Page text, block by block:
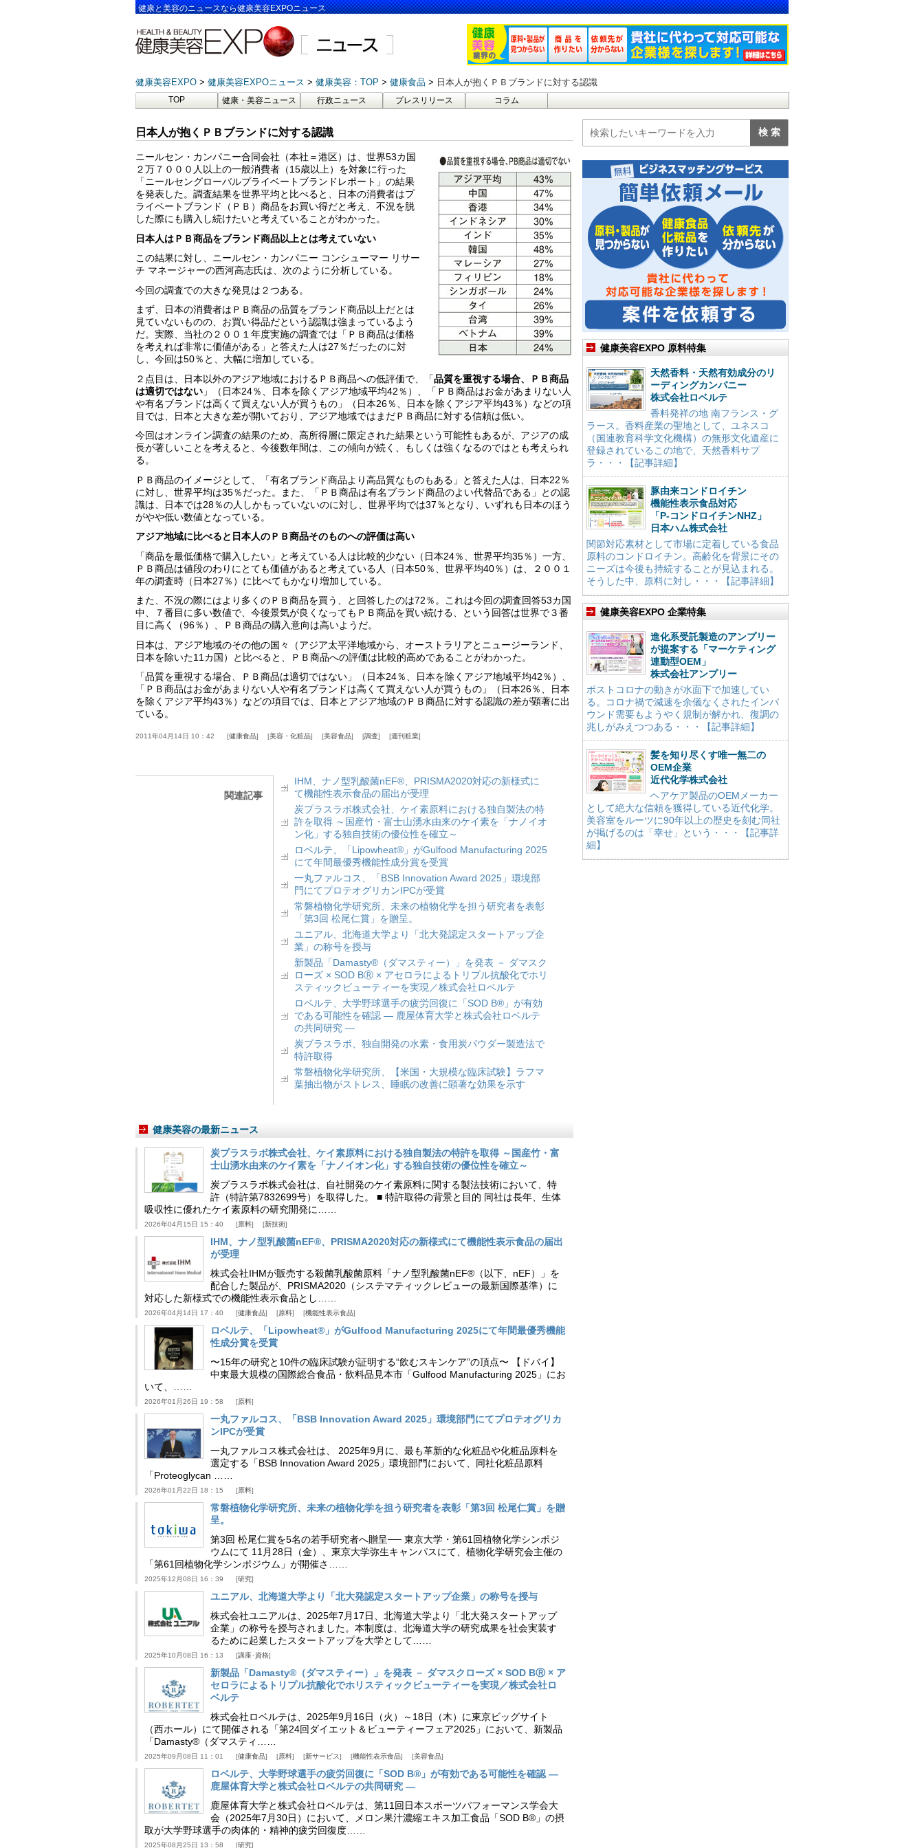
健康と美容のニュースなら健康美容EXPOニュース
健康美容EXPO 健康美容EXPOニュース 健康美容：TOP 健康食品 日本人が抱くＰＢブランドに対する認識
TOP 健康・美容ニュース 行政ニュース プレスリリース コラム
日本人が抱くＰＢブランドに対する認識
ニールセン・カンパニー合同会社（本社＝港区）は、世界53カ国
２万７０００人以上の一般消費者（15歳以上）を対象に行った
「ニールセングローバルプライベートブランドレポート」の結果
を発表した。調査結果を世界平均と比べると、日本の消費者はプ
ライベートブランド（ＰＢ）商品をお買い得だと考え、不況を脱
した際にも購入し続けたいと考えていることがわかった。
日本人はＰＢ商品をブランド商品以上とは考えていない
この結果に対し、ニールセン・カンパニー コンシューマー リサー
チ マネージャーの西河高志氏は、次のように分析している。
今回の調査での大きな発見は２つある。
まず、日本の消費者はＰＢ商品の品質をブランド商品以上だとは
見ていないものの、お買い得品だという認識は強まっているよう
だ。実際、当社の２００１年度実施の調査では「ＰＢ商品は価格
を考えれば非常に価値がある」と答えた人は27％だったのに対
し、今回は50％と、大幅に増加している。
２点目は、日本以外のアジア地域におけるＰＢ商品への低評価で、「品質を重視する場合、ＰＢ商品
は適切ではない 」（日本24％、日本を除くアジア地域平均42％）、「ＰＢ商品はお金があまりない人
や有名ブランドは高くて買えない人が買うもの」（日本26％、日本を除くアジア平均43％）などの項
目では、日本と大きな差が開いており、アジア地域ではまだＰＢ商品に対する信頼は低い。
今回はオンライン調査の結果のため、高所得層に限定された結果という可能性もあるが、アジアの成
長が著しいことを考えると、今後数年間は、この傾向が続く、もしくは強くなるのではとも考えられ
る。
ＰＢ商品のイメージとして、「有名ブランド商品より高品質なものもある」と答えた人は、日本22％
に対し、世界平均は35％だった。また、「ＰＢ商品は有名ブランド商品のよい代替品である」との認
識は、日本では28％の人しかもっていないのに対し、世界平均では37％となり、いずれも日本のほう
がやや低い数値となっている。
アジア地域に比べると日本人のＰＢ商品そのものへの評価は高い
「商品を最低価格で購入したい」と考えている人は比較的少ない（日本24％、世界平均35％）一方、
ＰＢ商品は値段のわりにとても価値があると考えている人（日本50％、世界平均40％）は、２００１
年の調査時（日本27％）に比べてもかなり増加している。
また、不況の際にはより多くのＰＢ商品を買う、と回答したのは72％。これは今回の調査回答53カ国
中、７番目に多い数値で、今後景気が良くなってもＰＢ商品を買い続ける、という回答は世界で３番
目に高く（96％）、ＰＢ商品の購入意向は高いようだ。
日本は、アジア地域のその他の国々（アジア太平洋地域から、オーストラリアとニュージーランド、
日本を除いた11カ国）と比べると、ＰＢ商品への評価は比較的高めであることがわかった。
「品質を重視する場合、ＰＢ商品は適切ではない」（日本24％、日本を除くアジア地域平均42％）、
「ＰＢ商品はお金があまりない人や有名ブランドは高くて買えない人が買うもの」（日本26％、日本
を除くアジア平均43％）などの項目では、日本とアジア地域のＰＢ商品に対する認識の差が顕著に出
ている。
2011年04月14日 10：42 健康食品 美容・化粧品 美容食品 調査 週刊粧業
関連記事
IHM、ナノ型乳酸菌nEF®、PRISMA2020対応の新様式に
て機能性表示食品の届出が受理
炭プラスラボ株式会社、ケイ素原料における独自製法の特
許を取得 ～国産竹・富士山湧水由来のケイ素を「ナノイオ
ン化」する独自技術の優位性を確立～
ロベルテ、「Lipowheat®」がGulfood Manufacturing 2025
にて年間最優秀機能性成分賞を受賞
一丸ファルコス、「BSB Innovation Award 2025」環境部
門にてプロテオグリカンIPCが受賞
常磐植物化学研究所、未来の植物化学を担う研究者を表彰
「第3回 松尾仁賞」を贈呈。
ユニアル、北海道大学より「北大発認定スタートアップ企
業」の称号を授与
新製品「Damasty®（ダマスティー）」を発表 － ダマスク
ローズ × SOD BⓇ × アセロラによるトリプル抗酸化でホリ
スティックビューティーを実現／株式会社ロベルテ
ロベルテ、大学野球選手の疲労回復に「SOD B®」が有効
である可能性を確認 ― 鹿屋体育大学と株式会社ロベルテ
の共同研究 ―
炭プラスラボ、独自開発の水素・食用炭パウダー製造法で
特許取得
常磐植物化学研究所、【米国・大規模な臨床試験】ラフマ
葉抽出物がストレス、睡眠の改善に顕著な効果を示す
健康美容の最新ニュース
炭プラスラボ株式会社、ケイ素原料における独自製法の特許を取得 ～国産竹・富
士山湧水由来のケイ素を「ナノイオン化」する独自技術の優位性を確立～
炭プラスラボ株式会社は、自社開発のケイ素原料に関する製法技術において、特
許（特許第7832699号）を取得した。 ■ 特許取得の背景と目的 同社は長年、生体
吸収性に優れたケイ素原料の研究開発に……
2026年04月15日 15：40 原料 新技術
IHM、ナノ型乳酸菌nEF®、PRISMA2020対応の新様式にて機能性表示食品の届出
が受理
株式会社IHMが販売する殺菌乳酸菌原料「ナノ型乳酸菌nEF®（以下、nEF）」を
配合した製品が、PRISMA2020（システマティックレビューの最新国際基準）に
対応した新様式での機能性表示食品とし……
2026年04月14日 17：40 健康食品 原料 機能性表示食品
ロベルテ、「Lipowheat®」がGulfood Manufacturing 2025にて年間最優秀機能
性成分賞を受賞
〜15年の研究と10件の臨床試験が証明する“飲むスキンケア”の頂点〜 【ドバイ】
中東最大規模の国際総合食品・飲料品見本市「Gulfood Manufacturing 2025」にお
いて、……
2026年01月26日 19：58 原料
一丸ファルコス、「BSB Innovation Award 2025」環境部門にてプロテオグリカ
ンIPCが受賞
一丸ファルコス株式会社は、 2025年9月に、最も革新的な化粧品や化粧品原料を
選定する「BSB Innovation Award 2025」環境部門において、同社化粧品原料
「Proteoglycan ……
2026年01月22日 18：15 原料
常磐植物化学研究所、未来の植物化学を担う研究者を表彰「第3回 松尾仁賞」を贈
呈。
第3回 松尾仁賞を5名の若手研究者へ贈呈── 東京大学・第61回植物化学シンポジ
ウムにて 11月28日（金）、東京大学弥生キャンパスにて、植物化学研究会主催の
「第61回植物化学シンポジウム」が開催さ……
2025年12月08日 16：39 研究
ユニアル、北海道大学より「北大発認定スタートアップ企業」の称号を授与
株式会社ユニアルは、2025年7月17日、北海道大学より「北大発スタートアップ
企業」の称号を授与されました。本制度は、北海道大学の研究成果を社会実装す
るために起業したスタートアップを大学として……
2025年10月08日 16：13 講座･資格
新製品「Damasty®（ダマスティー）」を発表 － ダマスクローズ × SOD BⓇ × ア
セロラによるトリプル抗酸化でホリスティックビューティーを実現／株式会社ロ
ベルテ
株式会社ロベルテは、2025年9月16日（火）～18日（木）に東京ビッグサイト
（西ホール）にて開催される「第24回ダイエット＆ビューティーフェア2025」において、新製品
「Damasty®（ダマスティ……
2025年09月08日 11：01 健康食品 原料 新サービス 機能性表示食品 美容食品
ロベルテ、大学野球選手の疲労回復に「SOD B®」が有効である可能性を確認 ―
鹿屋体育大学と株式会社ロベルテの共同研究 ―
鹿屋体育大学と株式会社ロベルテは、第11回日本スポーツパフォーマンス学会大
会（2025年7月30日）において、メロン果汁濃縮エキス加工食品「SOD B®」の摂
取が大学野球選手の肉体的・精神的疲労回復度……
2025年08月25日 13：58 研究
健康美容EXPO 原料特集
天然香料・天然有効成分のリ
ーディングカンパニー
株式会社ロベルテ
香料発祥の地 南フランス・グ
ラース。香料産業の聖地として、ユネスコ
（国連教育科学文化機構）の無形文化遺産に
登録されているこの地で、天然香料サプ
ラ・・・【記事詳細】
豚由来コンドロイチン
機能性表示食品対応
「P-コンドロイチンNHZ」
日本ハム株式会社
関節対応素材として市場に定着している食品
原料のコンドロイチン。高齢化を背景にその
ニーズは今後も持続することが見込まれる。
そうした中、原料に対し・・・【記事詳細】
健康美容EXPO 企業特集
進化系受託製造のアンプリー
が提案する「マーケティング
連動型OEM」
株式会社アンプリー
ポストコロナの動きが水面下で加速してい
る。コロナ禍で減速を余儀なくされたインバ
ウンド需要もようやく規制が解かれ、復調の
兆しがみえつつある・・・【記事詳細】
髪を知り尽くす唯一無二の
OEM企業
近代化学株式会社
ヘアケア製品のOEMメーカー
として絶大な信頼を獲得している近代化学。
美容室をルーツに90年以上の歴史を刻む同社
が掲げるのは「幸せ」という・・・【記事詳
細】